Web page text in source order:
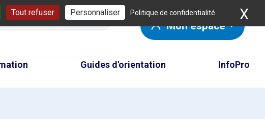
Tout refuser Personnaliser Politique de confidentialité X
Mon espace
Guides d'orientation InfoPro